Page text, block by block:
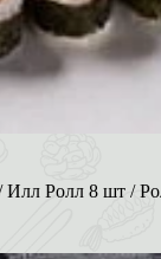
Ролл 8 шт /